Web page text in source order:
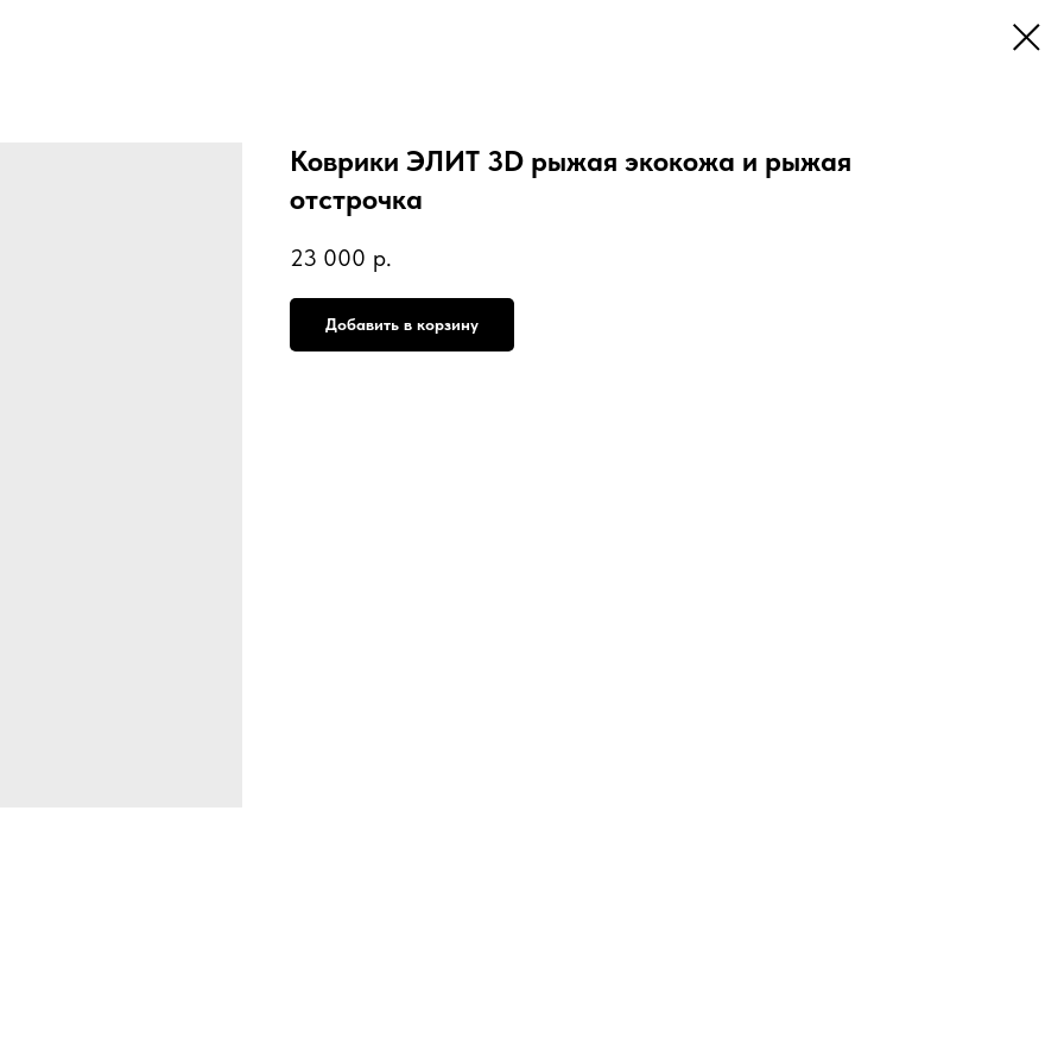
Коврики ЭЛИТ 3D рыжая экокожа и рыжая
отстрочка
23 000 р.
Добавить в корзину